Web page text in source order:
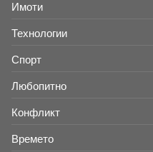
Имоти
Технологии
Спорт
Любопитно
Конфликт
Времето